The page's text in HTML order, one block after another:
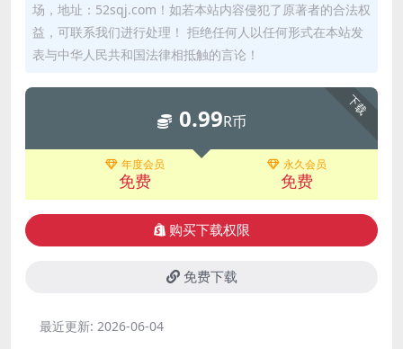
场，地址：52sqj.com！如若本站内容侵犯了原著者的合法权
益，可联系我们进行处理！ 拒绝任何人以任何形式在本站发
表与中华人民共和国法律相抵触的言论！
下载
0.99R币
年度会员
免费
永久会员
免费
购买下载权限
免费下载
最近更新: 2026-06-04